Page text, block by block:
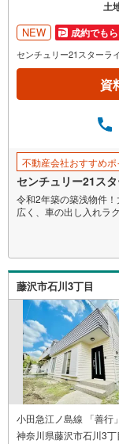
土
NEW 成約でも
センチュリー21スターラ
資
不動産会社おすすめポ
センチュリー21ス
令和2年築の築浅物件
広く、車の出し入れラ
横浜西口で36年。信
インターネット未公開
ております。
横浜駅西口より徒歩5分
「センチュリオン獲得
全国約970店舗あるセ
設ける一定基準を満た
ュリオン」です。 弊
受賞し続けております
「住宅ローン相談会」
お客様にあった無理の
費用の概算も行ってお
かりとした資金計画の
藤沢市石川3丁目
小田急江ノ島線 「善行
神奈川県藤沢市石川3丁